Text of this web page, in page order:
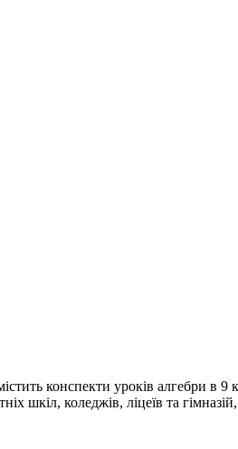
конспекти уроків алгебри в 9
коледжів, ліцеїв та